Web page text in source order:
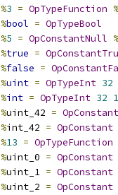
%3 = OpTypeFunction %
%bool = OpTypeBool
%5 = OpConstantNull %
%true =
%false =
%uint = OpTypeInt 32
%int = OpTypeInt 32 1
%uint_42 = OpConstant
%int_42 = OpConstant
%13 = OpTypeFunction
%uint_0 = OpConstant
%uint_1 = OpConstant
%uint_2 = OpConstant